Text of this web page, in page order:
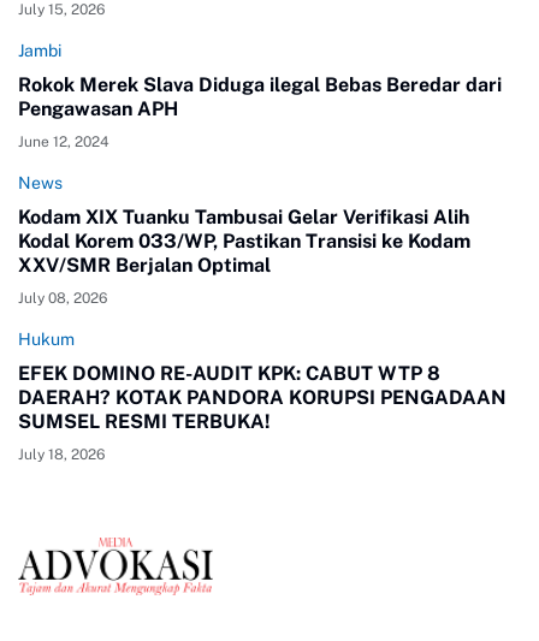
July 15, 2026
Jambi
Rokok Merek Slava Diduga ilegal Bebas Beredar dari
Pengawasan APH
June 12, 2024
News
Kodam XIX Tuanku Tambusai Gelar Verifikasi Alih
Kodal Korem 033/WP, Pastikan Transisi ke Kodam
XXV/SMR Berjalan Optimal
July 08, 2026
Hukum
EFEK DOMINO RE-AUDIT KPK: CABUT WTP 8
DAERAH? KOTAK PANDORA KORUPSI PENGADAAN
SUMSEL RESMI TERBUKA!
July 18, 2026